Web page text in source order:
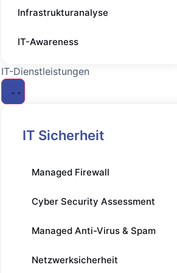
info@techauch.de
IT-Beratung
Digitalisierung
Sicherheitsanalyse
Infrastrukturanalyse
IT-Awareness
IT-Dienstleistungen
IT Sicherheit
Managed Firewall
Cyber Security Assessment
Managed Anti-Virus & Spam
Netzwerksicherheit